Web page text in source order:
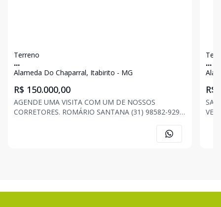
Terreno
...
Alameda Do Chaparral, Itabirito - MG
R$ 150.000,00
AGENDE UMA VISITA COM UM DE NOSSOS
CORRETORES. ROMÁRIO SANTANA (31) 98582-9294
acesso; - Excelente vizinhança; - Alto índice de
...
R$
VENDA!! Área lote: